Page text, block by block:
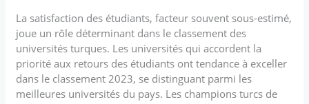
La satisfaction des étudiants, facteur souvent sous-estimé,
joue un rôle déterminant dans le classement des
universités turques. Les universités qui accordent la
priorité aux retours des étudiants ont tendance à exceller
dans le classement 2023, se distinguant parmi les
meilleures universités du pays. Les champions turcs de